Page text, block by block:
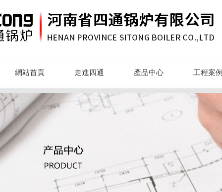
網站首頁 走進四通 產品中心 工程案